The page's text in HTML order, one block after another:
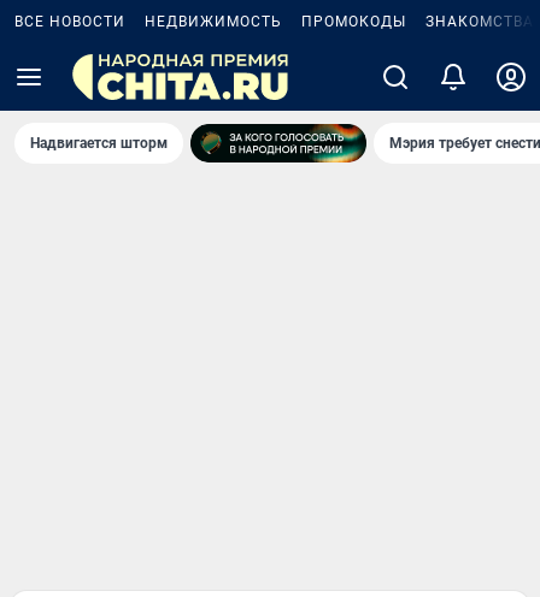
ВСЕ НОВОСТИ НЕДВИЖИМОСТЬ ПРОМОКОДЫ ЗНАКОМСТВА
Надвигается шторм Мэрия требует